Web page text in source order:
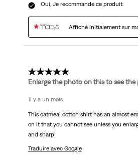
Oui, Je recommande ce produit.
Affiché initialement sur
5 étoile(s) sur 5.
Enlarge the photo on this to see
il y a un mois
This oatmeal cotton shirt has an almost
on it that you cannot see unless you
and sharp!
Traduire avec Google